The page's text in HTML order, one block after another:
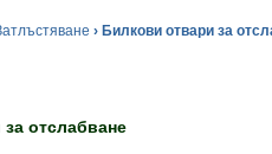
› Билкови отвари за
отслабване